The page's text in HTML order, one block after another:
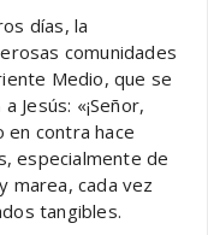
días, la
comunidades
Medio, que se
Jesús: «¡Señor,
en contra hace
especialmente de
marea, cada vez
tangibles.